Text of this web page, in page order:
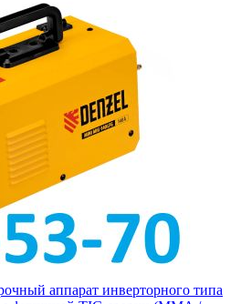
аппарат инверторного типа